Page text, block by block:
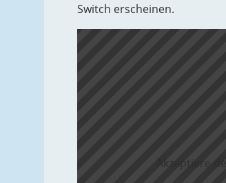
Switch erscheinen.
Akzeptiere